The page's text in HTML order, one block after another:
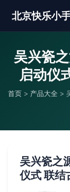
北京快乐小
吴兴瓷
启动仪
首页 > 产品大全 >
吴兴瓷之
仪式 联结